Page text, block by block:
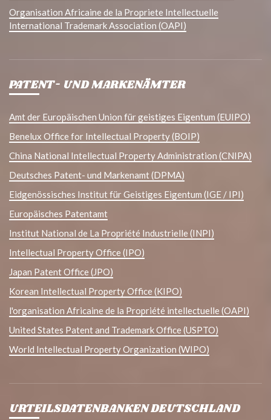
Organisation Africaine de la Propriete Intellectuelle
International Trademark Association (OAPI)
PATENT- UND MARKENÄMTER
Amt der Europäischen Union für geistiges Eigentum (EUIPO)
Benelux Office for Intellectual Property (BOIP)
China National Intellectual Property Administration (CNIPA)
Deutsches Patent- und Markenamt (DPMA)
Eidgenössisches Institut für Geistiges Eigentum (IGE / IPI)
Europäisches Patentamt
Institut National de La Propriété Industrielle (INPI)
Intellectual Property Office (IPO)
Japan Patent Office (JPO)
Korean Intellectual Property Office (KIPO)
l'organisation Africaine de la Propriété intellectuelle (OAPI)
United States Patent and Trademark Office (USPTO)
World Intellectual Property Organization (WIPO)
URTEILSDATENBANKEN DEUTSCHLAND